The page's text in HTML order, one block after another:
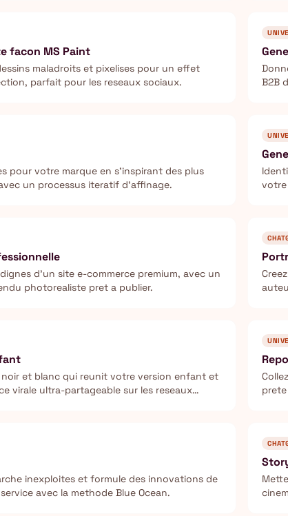
facon MS Paint
maladroits et pixelises pour un effet
parfait pour les reseaux sociaux.
B2B
pour votre marque en s'inspirant des plus
un processus iteratif d'affinage.
votre
d'un site e-commerce premium, avec un
photorealiste pret a publier.
et blanc qui reunit votre version enfant et
virale ultra-partageable sur les reseaux
inexploites et formule des innovations de
avec la methode Blue Ocean.